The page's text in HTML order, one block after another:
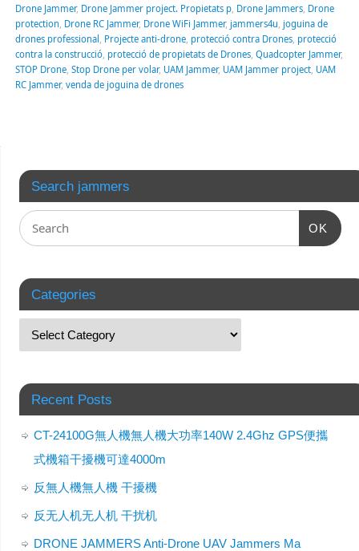
Drone Jammer, Drone Jammer project. Propietats p, Drone Jammers, Drone
protection Drone RC Jammer, Drone WiFi Jammer, jammers4u joguina de
drones professional
Projecte anti-drone, protecció contra Drones, protecció
contra la construcció, protecció de propietats de Drones, Quadcopter Jammer,
STOP Drone, Stop Drone per volar, UAM Jammer, UAM Jammer project, UAM
RC Jammer, venda de joguina de drones
Search jammers
OK
Categories
Recent Posts
CT-24100G無人機無人機大功率140W 2.4Ghz GPS便攜
式機箱干擾機可達4000m
反無人機無人機 干擾機
反无人机无人机 干扰机
DRONE JAMMERS Anti-Drone UAV Jammers Ma